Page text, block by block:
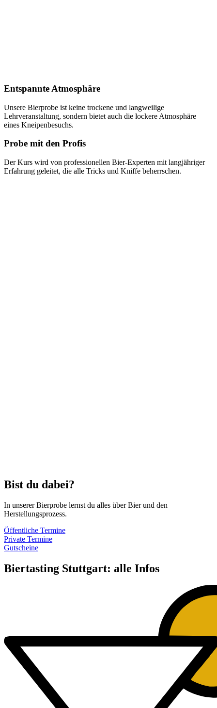
Entspannte Atmosphäre
Unsere Bierprobe ist keine trockene und langweilige
Lehrveranstaltung, sondern bietet auch die lockere Atmosphäre
eines Kneipenbesuchs.
Probe mit den Profis
Der Kurs wird von professionellen Bier-Experten mit langjähriger
Erfahrung geleitet, die alle Tricks und Kniffe beherrschen.
Bist du dabei?
In unserer Bierprobe lernst du alles über Bier und den
Herstellungsprozess.
Öffentliche Termine
Private Termine
Gutscheine
Biertasting Stuttgart: alle Infos